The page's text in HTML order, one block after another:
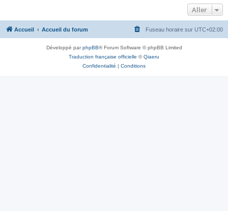
Aller
Accueil Accueil du forum Fuseau horaire sur UTC+02:00
Développé parphpBB® Forum Software © phpBB Limited
Traduction française officielle ©Qiaeru
Confidentialité | Conditions